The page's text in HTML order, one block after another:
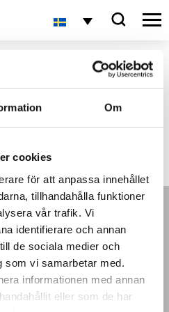
Om
cookies
för att anpassa innehållet
tillhandahålla funktioner
vår trafik. Vi
identifierare och annan
de sociala medier och
vi samarbetar med.
informationen med annan
eller som de har